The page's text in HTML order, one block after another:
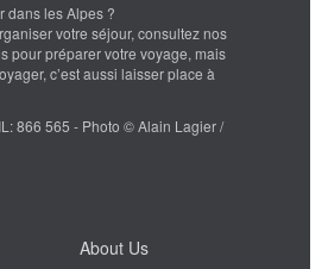
dans les Alpes ?
votre séjour, consultez nos
pour préparer votre voyage, mais
c’est aussi laisser place à
866 565 - Photo © Alain Lagier /
About Us